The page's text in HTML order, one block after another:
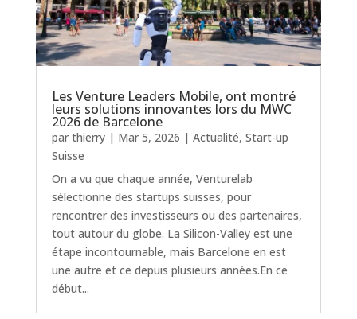
Les Venture Leaders Mobile, ont montré
leurs solutions innovantes lors du MWC
2026 de Barcelone
par thierry| Mar 5, 2026 | Actualité, Start-up
Suisse
On a vu que chaque année, Venturelab
sélectionne des startups suisses, pour
rencontrer des investisseurs ou des partenaires,
tout autour du globe. La Silicon-Valley est une
étape incontournable, mais Barcelone en est
une autre et ce depuis plusieurs années.En ce
début...